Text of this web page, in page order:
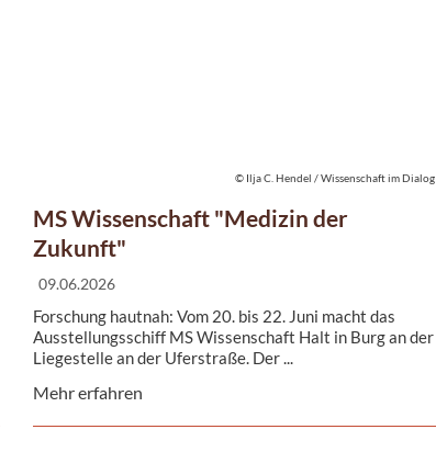
MS Wissenschaft "Medizin der
Zukunft"
09.06.2026
Forschung hautnah: Vom 20. bis 22. Juni macht das
Ausstellungsschiff MS Wissenschaft Halt in Burg an der
Liegestelle an der Uferstraße. Der ...
Mehr erfahren
© Ilja C. Hendel / Wissenschaft im Dialog